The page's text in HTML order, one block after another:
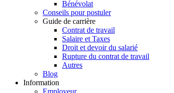
Bénévolat
Conseils pour postuler
Guide de carrière
Contrat de travail
Salaire et Taxes
Droit et devoir du salarié
Rupture du contrat de travail
Autres
Blog
Information
Employeur